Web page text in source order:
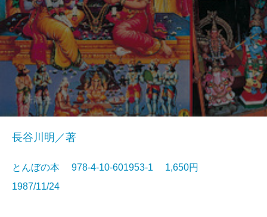
長谷川明／著
とんぼの本 978-4-10-601953-1 1,650円
1987/11/24